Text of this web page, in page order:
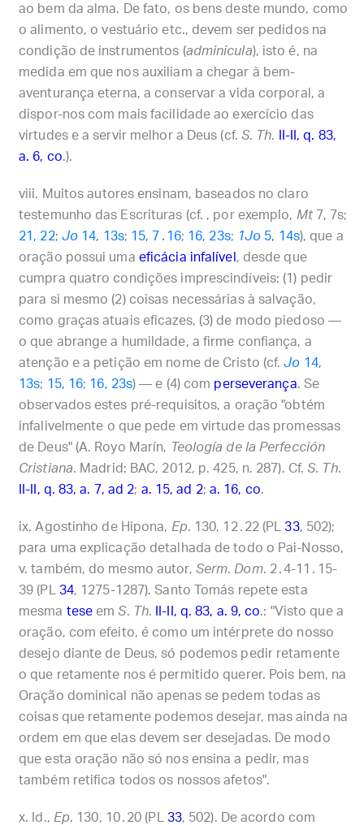
ao bem da alma. De fato, os bens deste mundo, como
o alimento, o vestuário etc., devem ser pedidos na
condição de instrumentos (adminicula), isto é, na
medida em que nos auxiliam a chegar à bem-
aventurança eterna, a conservar a vida corporal, a
dispor-nos com mais facilidade ao exercício das
virtudes e a servir melhor a Deus (cf. S. Th.
II-II, q. 83,
a. 6, co.).
Muitos autores ensinam, baseados no claro
testemunho das Escrituras (cf. , por exemplo, Mt7, 7s;
21, 22; Jo 14, 13s; 15, 7․16; 16, 23s; 1Jo 5, 14s), que a
oração possui uma eficácia infalível , desde que
cumpra quatro condições imprescindíveis: (1) pedir
para si mesmo (2) coisas necessárias à salvação,
como graças atuais eficazes, (3) de modo piedoso —
o que abrange a humildade, a firme confiança, a
atenção e a petição em nome de Cristo (cf.Jo 14,
13s; 15, 16; 16, 23s) — e (4) com perseverança. Se
observados estes pré-requisitos, a oração "obtém
infalivelmente o que pede em virtude das promessas
de Deus" (A. Royo Marín, Teología de la Perfección
Cristiana. Madrid: BAC, 2012, p. 425, n. 287). Cf.S. Th.
II-II, q. 83, a. 7, ad 2; a. 15, ad 2; a. 16, co.
Agostinho de Hipona, Ep. 130, 12․22 (PL33, 502);
para uma explicação detalhada de todo o Pai-Nosso,
v. também, do mesmo autor, Serm. Dom. 2․4-11․15-
39 (PL 34, 1275-1287). Santo Tomás repete esta
mesma tese emS. Th. II-II, q. 83, a. 9, co.: "Visto que a
oração, com efeito, é como um intérprete do nosso
desejo diante de Deus, só podemos pedir retamente
o que retamente nos é permitido querer. Pois bem, na
Oração dominical não apenas se pedem todas as
coisas que retamente podemos desejar, mas ainda na
ordem em que elas devem ser desejadas. De modo
que esta oração não só nos ensina a pedir, mas
também retifica todos os nossos afetos".
Id., Ep. 130, 10․20 (PL 33, 502). De acordo com